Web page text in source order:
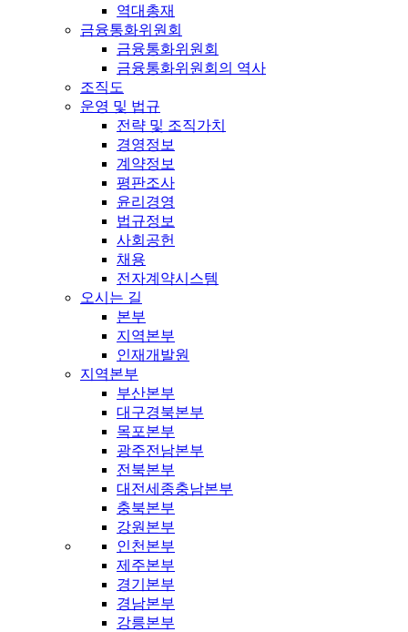
역대총재
금융통화위원회
금융통화위원회
금융통화위원회의 역사
조직도
운영 및 법규
전략 및 조직가치
경영정보
계약정보
평판조사
윤리경영
법규정보
사회공헌
채용
전자계약시스템
오시는 길
본부
지역본부
인재개발원
지역본부
부산본부
대구경북본부
목포본부
광주전남본부
전북본부
대전세종충남본부
충북본부
강원본부
인천본부
제주본부
경기본부
경남본부
강릉본부